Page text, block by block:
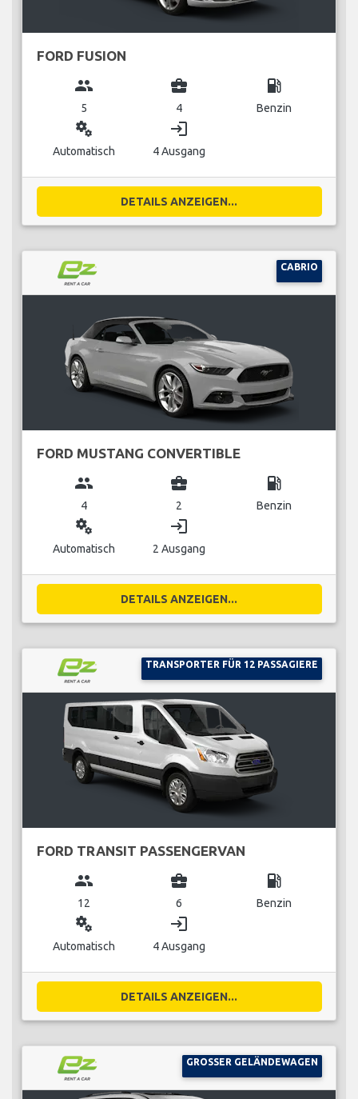
FORD FUSION
group
5
business_center
4
local_gas_station
Benzin
miscellaneous_services
Automatisch
login
4 Ausgang
DETAILS ANZEIGEN...
CABRIO
FORD MUSTANG CONVERTIBLE
group
4
business_center
2
local_gas_station
Benzin
miscellaneous_services
Automatisch
login
2 Ausgang
DETAILS ANZEIGEN...
TRANSPORTER FÜR 12 PASSAGIERE
FORD TRANSIT PASSENGERVAN
group
12
business_center
6
local_gas_station
Benzin
miscellaneous_services
Automatisch
login
4 Ausgang
DETAILS ANZEIGEN...
GROSSER GELÄNDEWAGEN